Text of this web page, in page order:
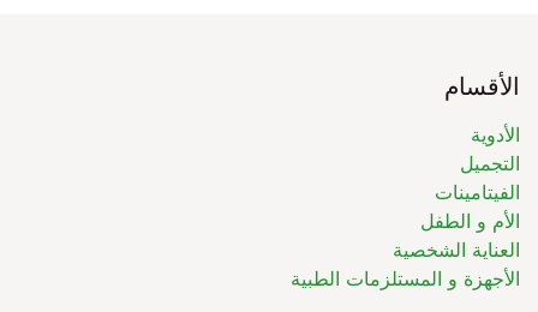
الأقسام
الأدوية
التجميل
الفيتامينات
الأم و الطفل
العناية الشخصية
الأجهزة و المستلزمات الطبية